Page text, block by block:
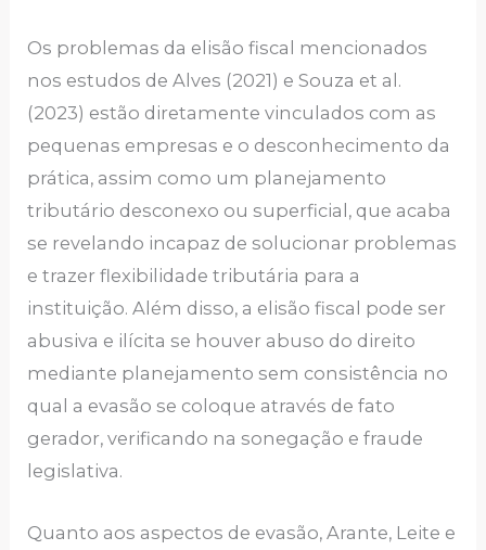
Os problemas da elisão fiscal mencionados
nos estudos de Alves (2021) e Souza et al.
(2023) estão diretamente vinculados com as
pequenas empresas e o desconhecimento da
prática, assim como um planejamento
tributário desconexo ou superficial, que acaba
se revelando incapaz de solucionar problemas
e trazer flexibilidade tributária para a
instituição. Além disso, a elisão fiscal pode ser
abusiva e ilícita se houver abuso do direito
mediante planejamento sem consistência no
qual a evasão se coloque através de fato
gerador, verificando na sonegação e fraude
legislativa.
Quanto aos aspectos de evasão, Arante, Leite e